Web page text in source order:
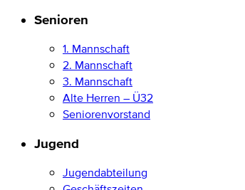
Senioren
1. Mannschaft
2. Mannschaft
3. Mannschaft
Alte Herren – Ü32
Seniorenvorstand
Jugend
Jugendabteilung